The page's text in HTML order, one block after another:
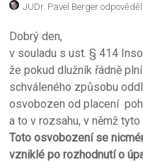
JUDr. Pavel Berger
Dobrý den,
v souladu s ust. § 414
že pokud dlužník řádně
schváleného způsobu
osvobozen od placení
a to v rozsahu, v němž
Toto osvobození se
vzniklé po rozhodnutí o